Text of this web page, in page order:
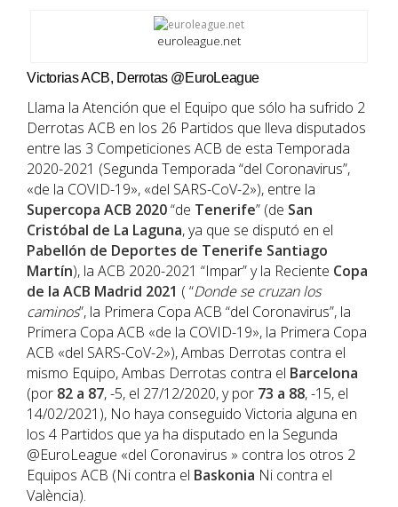
euroleague.net
Victorias ACB, Derrotas @EuroLeague
Llama la Atención que el Equipo que sólo ha sufrido 2
Derrotas ACB en los 26 Partidos que lleva disputados
entre las 3 Competiciones ACB de esta Temporada
2020-2021 (Segunda Temporada “del Coronavirus”,
«de la COVID-19», «del SARS-CoV-2»), entre la
Supercopa ACB 2020“de Tenerife” (de San
Cristóbal de La Laguna, ya que se disputó en el
Pabellón de Deportes de Tenerife Santiago
Martín), la ACB 2020-2021 “Impar” y la Reciente Copa
de la ACB Madrid 2021 ( “Donde se cruzan los
caminos”, la Primera Copa ACB “del Coronavirus”, la
Primera Copa ACB «de la COVID-19», la Primera Copa
ACB «del SARS-CoV-2»), Ambas Derrotas contra el
mismo Equipo, Ambas Derrotas contra el Barcelona
(por 82 a 87, -5, el 27/12/2020, y por 73 a 88, -15, el
14/02/2021), No haya conseguido Victoria alguna en
los 4 Partidos que ya ha disputado en la Segunda
@EuroLeague «del Coronavirus » contra los otros 2
Equipos ACB (Ni contra el Baskonia Ni contra el
València).